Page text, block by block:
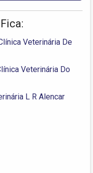
Veterinária De
Veterinária Do
L R Alencar